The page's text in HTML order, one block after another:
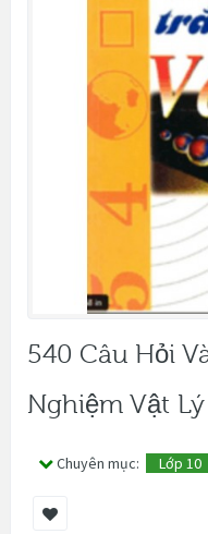
540 Câu Hỏi
Nghiệm Vật
Chuyên mục: Lớp 10